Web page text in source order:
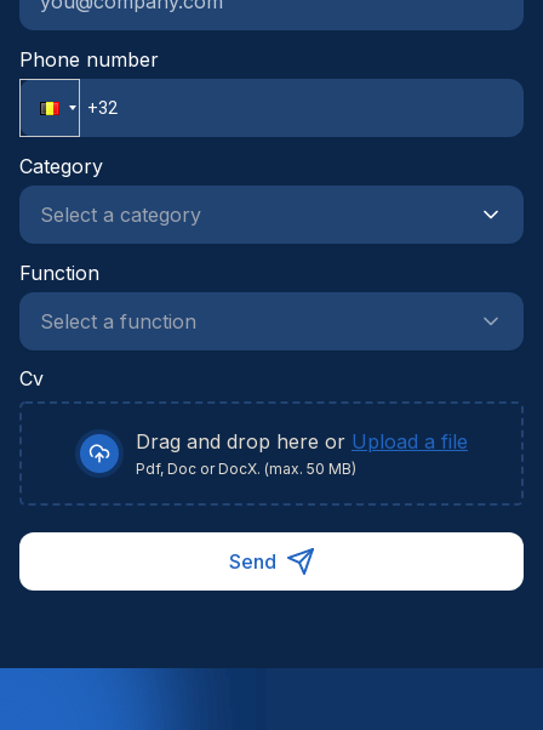
gestructureerd, neemt initiatief en durft
dynamische projectomgeving.
Phone number
Category
Function
Cv
Drag and drop here or Upload a file
Pdf, Doc or DocX. (max. 50 MB)
Send